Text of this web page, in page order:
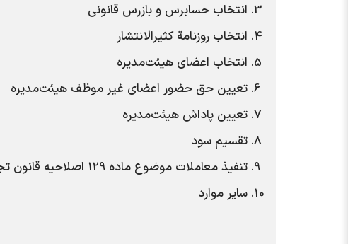
انتخاب حسابرس و بازرس قانونی
انتخاب روزنامة کثیر‌الانتشار
انتخاب اعضای هیئت‌مدیره
تعیین حق حضور اعضای غیر موظف هیئت‌مدیره
تعیین پاداش هیئت‌مدیره
تقسیم سود
تنفیذ معاملات موضوع ماده 129 اصلاحیه قانون تجارت
سایر موارد